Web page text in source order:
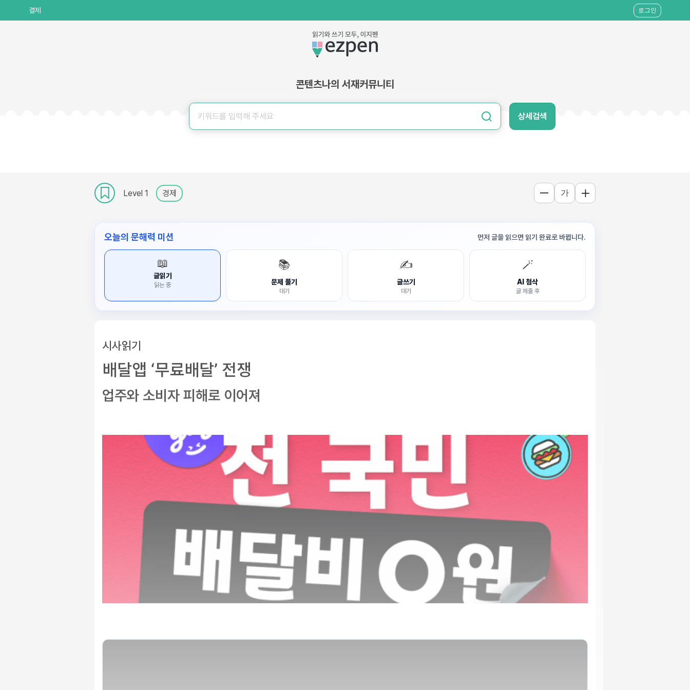
결제 로그인
콘텐츠나의 서재커뮤니티
상세검색
Level 1 경제 가
오늘의 문해력 미션 먼저 글을 읽으면 읽기 완료로 바뀝니다.
📖
글읽기
읽는 중
📚
문제 풀기
대기
✍️
글쓰기
대기
🪄
AI 첨삭
글 제출 후
시사읽기
배달앱 ‘무료배달’ 전쟁
업주와 소비자 피해로 이어져